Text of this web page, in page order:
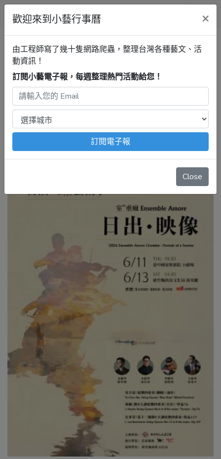
小藝行事曆
新竹行事曆
新竹縣政府文化局
演奏廳
《日出．映像》
2026年6月13日
注意：出發前請去官網再次確認！
取，沒有算到疫情影響、例行休館日、國定假日、移師外地
歡迎來到小藝行事曆 ×
由工程師寫了幾十隻網路爬蟲，整理台灣各種藝文、活
動資訊！
訂閱小藝電子報，每週整理熱門活動給您！
訂閱電子報
Close